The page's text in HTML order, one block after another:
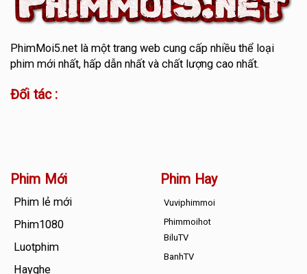
PhimMoi5.netlà một trang web cung cấp nhiều thể loại
phim mới nhất, hấp dẫn nhất và chất lượng cao nhất.
Đối tác :
Phim Mới
Phim lẻ mới
Phim1080
Luotphim
Hayghe
Phim Hay
Vuviphimmoi
Phimmoihot
BiluTV
BanhTV